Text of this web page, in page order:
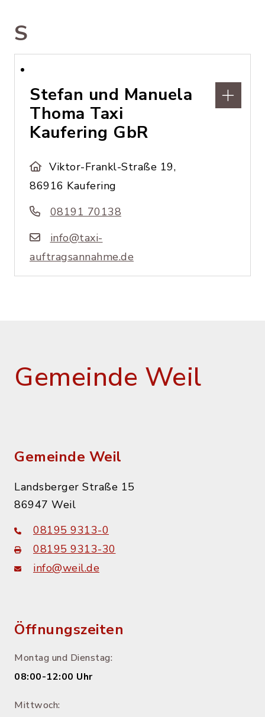
S
Stefan und Manuela
Thoma Taxi
Kaufering GbR
Viktor-Frankl-Straße 19,
86916 Kaufering
08191 70138
info@taxi-
auftragsannahme.de
Gemeinde Weil
Gemeinde Weil
Landsberger Straße 15
86947 Weil
08195 9313-0
08195 9313-30
info@weil.de
Öffnungszeiten
Montag und Dienstag:
08:00-12:00 Uhr
Mittwoch: